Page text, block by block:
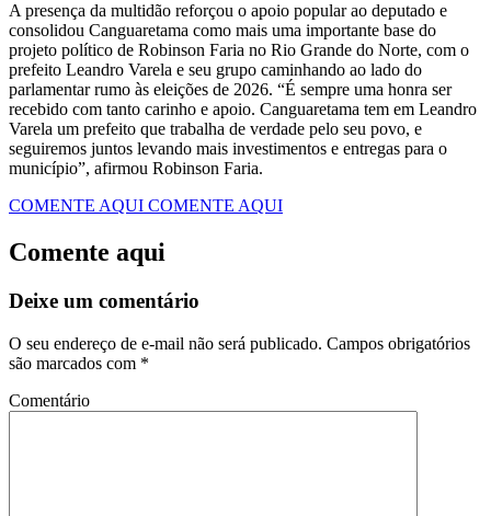
A presença da multidão reforçou o apoio popular ao deputado e
consolidou Canguaretama como mais uma importante base do
projeto político de Robinson Faria no Rio Grande do Norte, com o
prefeito Leandro Varela e seu grupo caminhando ao lado do
parlamentar rumo às eleições de 2026. “É sempre uma honra ser
recebido com tanto carinho e apoio. Canguaretama tem em Leandro
Varela um prefeito que trabalha de verdade pelo seu povo, e
seguiremos juntos levando mais investimentos e entregas para o
município”, afirmou Robinson Faria.
COMENTE AQUI COMENTE AQUI
Comente aqui
Deixe um comentário
O seu endereço de e-mail não será publicado. Campos obrigatórios
são marcados com *
Comentário